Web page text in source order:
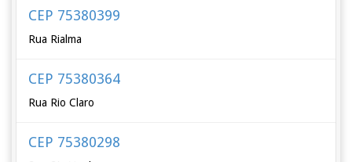
CEP 75380399
Rua Rialma
CEP 75380364
Rua Rio Claro
CEP 75380298